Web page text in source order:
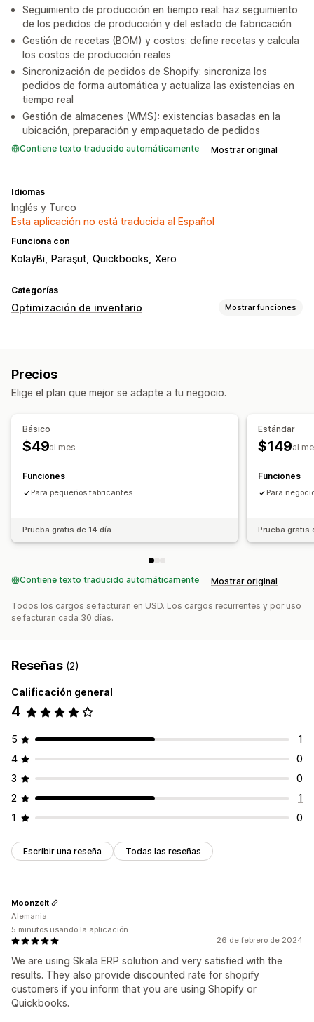
Seguimiento de producción en tiempo real: haz seguimiento
de los pedidos de producción y del estado de fabricación
Gestión de recetas (BOM) y costos: define recetas y calcula
los costos de producción reales
Sincronización de pedidos de Shopify: sincroniza los
pedidos de forma automática y actualiza las existencias en
tiempo real
Gestión de almacenes (WMS): existencias basadas en la
ubicación, preparación y empaquetado de pedidos
Contiene texto traducido automáticamente Mostrar original
Idiomas
Inglés y Turco
Esta aplicación no está traducida al Español
Funciona con
KolayBi Paraşüt Quickbooks Xero
Categorías
Optimización de inventario Mostrar funciones
Códigos de barras
Transferencia de existencias Importar y exportar
Gestión de pedidos
Pedidos en preventa
Precios
Elige el plan que mejor se adapte a tu negocio.
Básico
$49al mes
Funciones
Para pequeños fabricantes
Prueba gratis de 14 día
Estándar
$149al
Funciones
Para
Prueba gratis
Contiene texto traducido automáticamente Mostrar original
Todos los cargos se facturan en USD. Los cargos recurrentes y por uso
se facturan cada 30 días.
Reseñas (2)
Calificación general
4
5
1
4
0
3
0
2
1
1
0
Escribir una reseña Todas las reseñas
26 de febrero de 2024
We are using Skala ERP solution and very satisfied with the
results. They also provide discounted rate for shopify
customers if you inform that you are using Shopify or
Quickbooks.
Moonzelt
Alemania
5 minutos usando la aplicación